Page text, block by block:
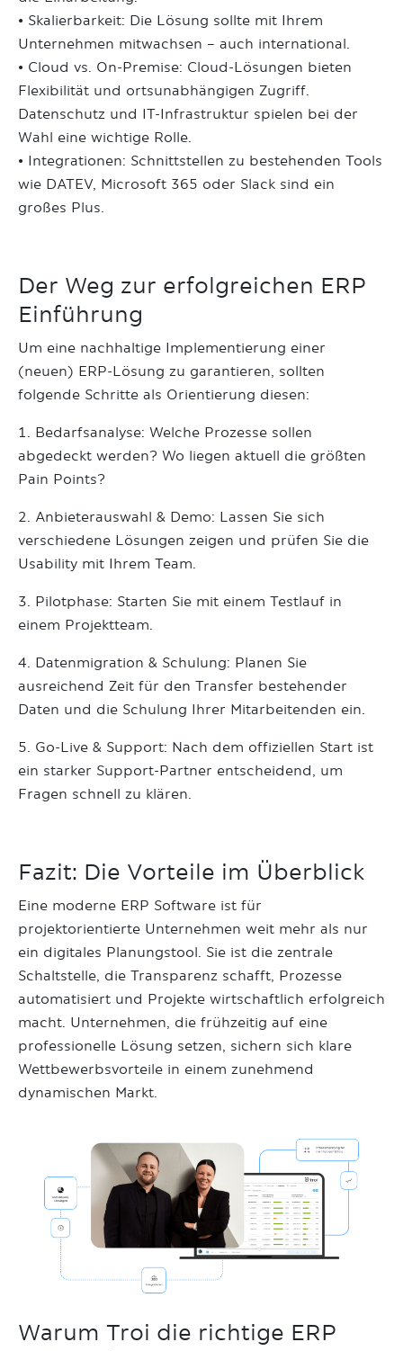
• Skalierbarkeit: Die Lösung sollte mit Ihrem
Unternehmen mitwachsen – auch international.
• Cloud vs. On-Premise: Cloud-Lösungen bieten
Flexibilität und ortsunabhängigen Zugriff.
Datenschutz und IT-Infrastruktur spielen bei der
Wahl eine wichtige Rolle.
• Integrationen: Schnittstellen zu bestehenden Tools
wie DATEV, Microsoft 365 oder Slack sind ein
großes Plus.
Der Weg zur erfolgreichen ERP
Einführung
Um eine nachhaltige Implementierung einer
(neuen) ERP-Lösung zu garantieren, sollten
folgende Schritte als Orientierung diesen:
1. Bedarfsanalyse: Welche Prozesse sollen
abgedeckt werden? Wo liegen aktuell die größten
Pain Points?
2. Anbieterauswahl & Demo: Lassen Sie sich
verschiedene Lösungen zeigen und prüfen Sie die
Usability mit Ihrem Team.
3. Pilotphase: Starten Sie mit einem Testlauf in
einem Projektteam.
4. Datenmigration & Schulung: Planen Sie
ausreichend Zeit für den Transfer bestehender
Daten und die Schulung Ihrer Mitarbeitenden ein.
5. Go-Live & Support: Nach dem offiziellen Start ist
ein starker Support-Partner entscheidend, um
Fragen schnell zu klären.
Fazit: Die Vorteile im Überblick
Eine moderne ERP Software ist für
projektorientierte Unternehmen weit mehr als nur
ein digitales Planungstool. Sie ist die zentrale
Schaltstelle, die Transparenz schafft, Prozesse
automatisiert und Projekte wirtschaftlich erfolgreich
macht. Unternehmen, die frühzeitig auf eine
professionelle Lösung setzen, sichern sich klare
Wettbewerbsvorteile in einem zunehmend
dynamischen Markt.
Warum Troi die richtige ERP